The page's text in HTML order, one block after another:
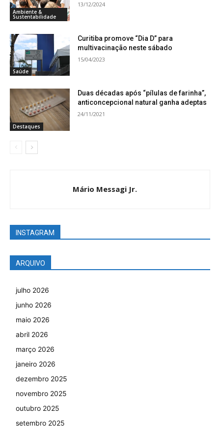
Ambiente &
Sustentabilidade
13/12/2024
Saúde
Curitiba promove “Dia D” para
multivacinação neste sábado
15/04/2023
Destaques
Duas décadas após “pílulas de farinha”,
anticoncepcional natural ganha adeptas
24/11/2021
Mário Messagi Jr.
INSTAGRAM
ARQUIVO
julho 2026
junho 2026
maio 2026
abril 2026
março 2026
janeiro 2026
dezembro 2025
novembro 2025
outubro 2025
setembro 2025